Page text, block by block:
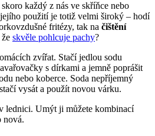
každý z nás ve skříňce nebo
použití je totiž velmi široký – hodí
fritézy, tak na čištění
skvěle pohlcuje pachy?
zvířat. Stačí jedlou sodu
s dírkami a jemně poprášit
nebo koberce. Soda nepříjemný
vysát a použít novou várku.
lednici. Umýt ji můžete kombinací
nová.